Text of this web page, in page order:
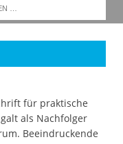
für praktische
als Nachfolger
Beeindruckende